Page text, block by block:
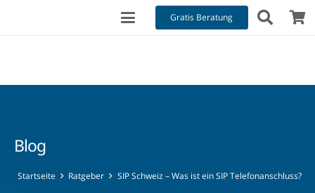
Gratis Beratung
Blog
Startseite Ratgeber SIP Schweiz – Was ist ein SIP Telefonanschluss?